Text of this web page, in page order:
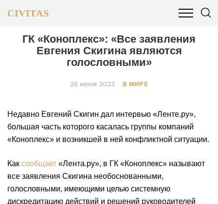
CIVITAS
ОБЩЕСТВО БИЗНЕС И ФИНАНСЫ
ГК «Коноплекс»: «Все заявления
Евгения Скигина являются
голословными»
28 июня 2023 В МИРЕ
Недавно Евгений Скигин дал интервью «Ленте.ру»,
большая часть которого касалась группы компаний
«Коноплекс» и возникшей в ней конфликтной ситуации.
Как сообщает «Лента.ру», в ГК «Коноплекс» называют
все заявления Скигина необоснованными,
голословными, имеющими целью системную
дискредитацию действий и решений руководителей